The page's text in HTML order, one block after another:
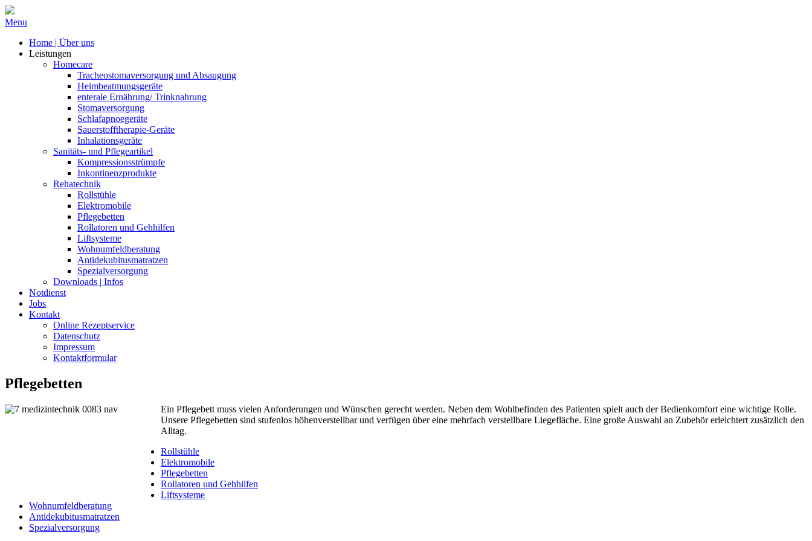
Menu
Home | Über uns
Leistungen
Homecare
Tracheostomaversorgung und Absaugung
Heimbeatmungsgeräte
enterale Ernährung/ Trinknahrung
Stomaversorgung
Schlafapnoegeräte
Sauerstofftherapie-Geräte
Inhalationsgeräte
Sanitäts- und Pflegeartikel
Kompressionsstrümpfe
Inkontinenzprodukte
Rehatechnik
Rollstühle
Elektromobile
Pflegebetten
Rollatoren und Gehhilfen
Liftsysteme
Wohnumfeldberatung
Antidekubitusmatratzen
Spezialversorgung
Downloads | Infos
Notdienst
Jobs
Kontakt
Online Rezeptservice
Datenschutz
Impressum
Kontaktformular
Pflegebetten
Ein Pflegebett muss vielen Anforderungen und Wünschen gerecht werden. Neben dem Wohlbefinden des Patienten spielt auch der Bedienkomfort eine wichtige Rolle.
Unsere Pflegebetten sind stufenlos höhenverstellbar und verfügen über eine mehrfach verstellbare Liegefläche. Eine große Auswahl an Zubehör erleichtert zusätzlich den
Alltag.
Rollstühle
Elektromobile
Pflegebetten
Rollatoren und Gehhilfen
Liftsysteme
Wohnumfeldberatung
Antidekubitusmatratzen
Spezialversorgung